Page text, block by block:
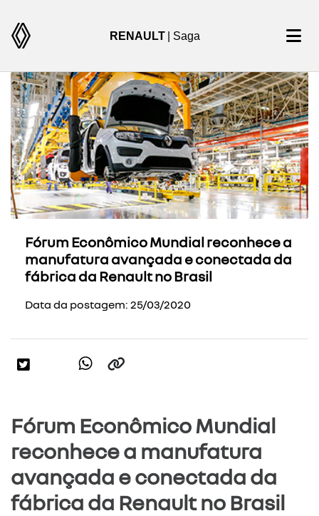
RENAULT | Saga
Fórum Econômico Mundial reconhece a
manufatura avançada e conectada da
fábrica da Renault no Brasil
Data da postagem: 25/03/2020
Fórum Econômico Mundial
reconhece a manufatura
avançada e conectada da
fábrica da Renault no Brasil